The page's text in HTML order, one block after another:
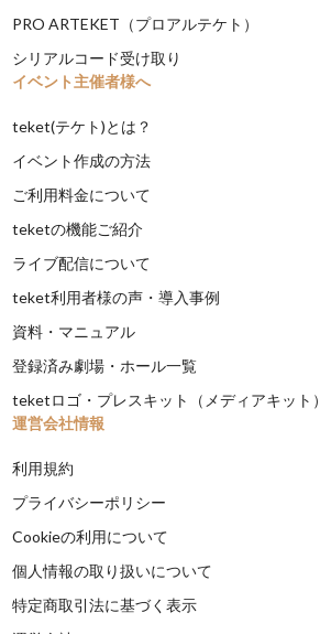
PRO ARTEKET（プロアルテケト）
シリアルコード受け取り
イベント主催者様へ
teket(テケト)とは？
イベント作成の方法
ご利用料金について
teketの機能ご紹介
ライブ配信について
teket利用者様の声・導入事例
資料・マニュアル
登録済み劇場・ホール一覧
teketロゴ・プレスキット（メディアキット）
運営会社情報
利用規約
プライバシーポリシー
Cookieの利用について
個人情報の取り扱いについて
特定商取引法に基づく表示